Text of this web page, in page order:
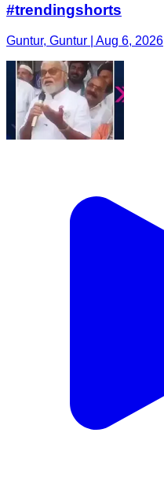
#trendingshorts
Guntur, Guntur | Aug 6, 2026